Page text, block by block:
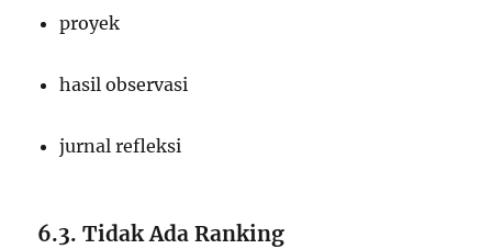
proyek
hasil observasi
jurnal refleksi
6.3. Tidak Ada Ranking